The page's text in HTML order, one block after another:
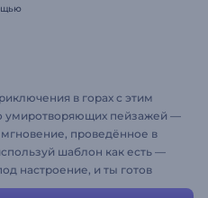
в горах с этим
умиротворяющих пейзажей —
проведённое в
шаблон как есть —
настроение, и ты готов
и вдохнови своих